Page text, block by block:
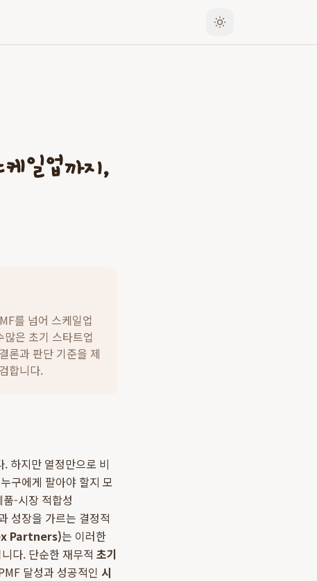
일업까지,
를 넘어 스케일업
은 초기 스타트업
론과 판단 기준을 제
합니다.
하지만 열정만으로 비
구에게 팔아야 할지 모
-시장 적합성
성장을 가르는 결정적
Partners)는 이러한
다. 단순한 재무적 초기
달성과 성공적인 시